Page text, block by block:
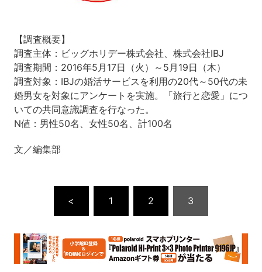
【調査概要】
調査主体：ビッグホリデー株式会社、株式会社IBJ
調査期間：2016年5月17日（火）～5月19日（木）
調査対象：IBJの婚活サービスを利用の20代～50代の未
婚男女を対象にアンケートを実施。「旅行と恋愛」につ
いての共同意識調査を行なった。
N値：男性50名、女性50名、計100名
文／編集部
< 1 2 3